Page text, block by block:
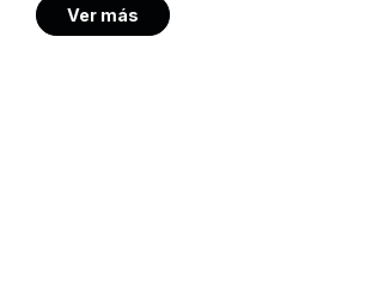
Ver más